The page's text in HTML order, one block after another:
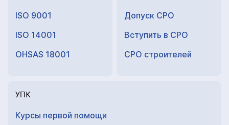
ISO 9001
ISO 14001
OHSAS 18001
Допуск СРО
Вступить в СРО
СРО строителей
УПК
Курсы первой помощи